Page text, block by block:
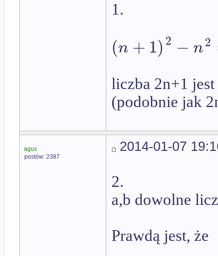
1.
(n +1)2 − n2
liczba 2n+1
(podobnie jak
agus
postów: 2387
2014-01-07
2.
a,b dowolne
Prawdą jest, że